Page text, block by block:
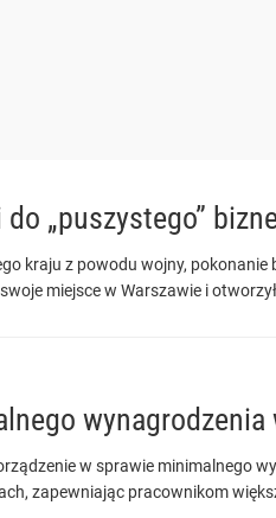
„puszystego”
kraju z powodu wojny, pokonanie
miejsce w Warszawie i
w sprawie minimalnego
zapewniając pracownikom